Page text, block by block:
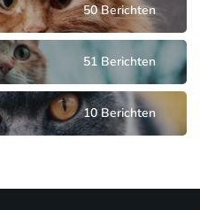
50 Berichten
51 Berichten
10 Berichten